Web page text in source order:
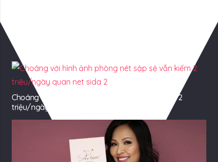
Choáng với hình ảnh phòng nét sập sệ vẫn kiếm 2
triệu/ngày